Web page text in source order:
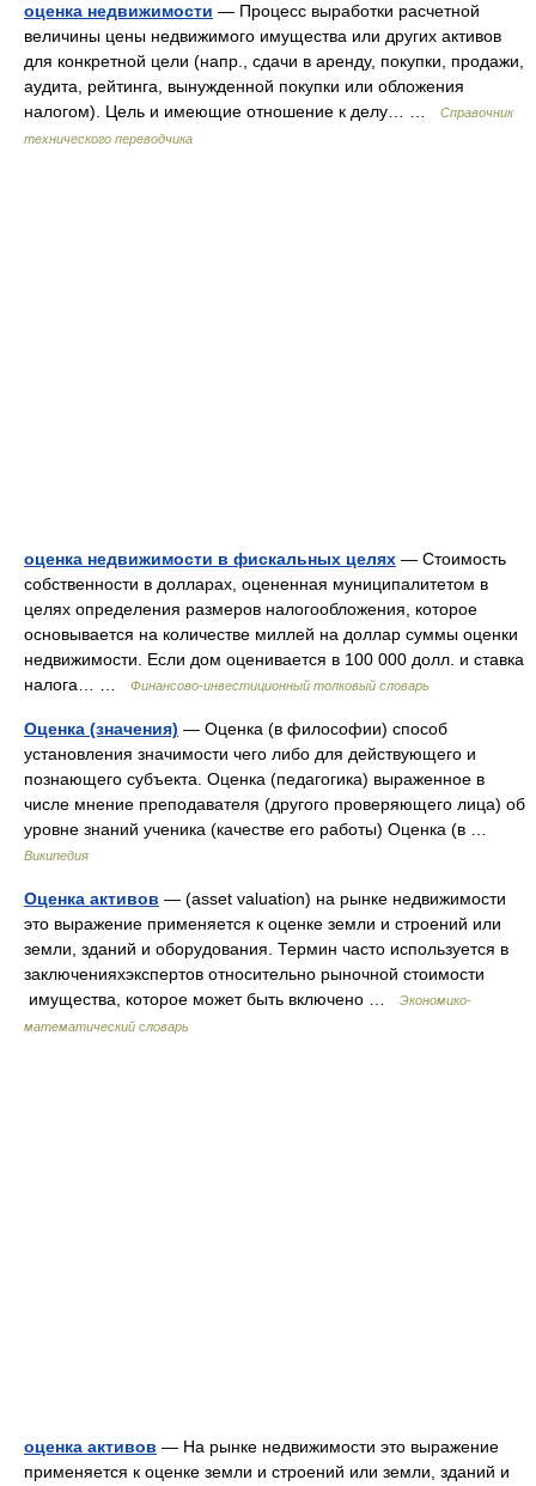
оценка недвижимости — Процесс выработки расчетной
величины цены недвижимого имущества или других активов
для конкретной цели (напр., сдачи в аренду, покупки, продажи,
аудита, рейтинга, вынужденной покупки или обложения
налогом). Цель и имеющие отношение к делу… …
Справочник
технического переводчика
оценка недвижимости в фискальных целях — Стоимость
собственности в долларах, оцененная муниципалитетом в
целях определения размеров налогообложения, которое
основывается на количестве миллей на доллар суммы оценки
недвижимости. Если дом оценивается в 100 000 долл. и ставка
налога… …
Финансово-инвестиционный толковый словарь
Оценка (значения) — Оценка (в философии) способ
установления значимости чего либо для действующего и
познающего субъекта. Оценка (педагогика) выраженное в
числе мнение преподавателя (другого проверяющего лица) об
уровне знаний ученика (качестве его работы) Оценка (в …
Википедия
Оценка активов — (asset valuation) на рынке недвижимости
это выражение применяется к оценке земли и строений или
земли, зданий и оборудования. Термин часто используется в
заключенияхэкспертов относительно рыночной стоимости
имущества, которое может быть включено …
Экономико-
математический словарь
оценка активов — На рынке недвижимости это выражение
применяется к оценке земли и строений или земли, зданий и